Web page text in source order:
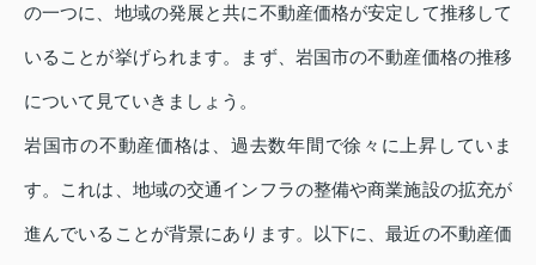
の一つに、地域の発展と共に不動産価格が安定して推移して
いることが挙げられます。まず、岩国市の不動産価格の推移
について見ていきましょう。
岩国市の不動産価格は、過去数年間で徐々に上昇していま
す。これは、地域の交通インフラの整備や商業施設の拡充が
進んでいることが背景にあります。以下に、最近の不動産価